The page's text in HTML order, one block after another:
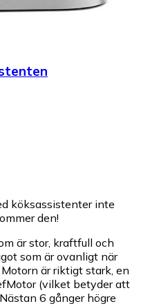
köksassistenter inte
den!
är stor, kraftfull och
som är ovanligt när
är riktigt stark, en
(vilket betyder att
6 gånger högre